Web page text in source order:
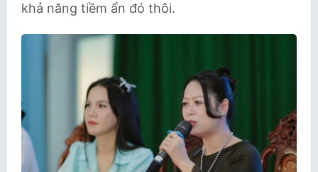
khả năng tiềm ẩn đó thôi.